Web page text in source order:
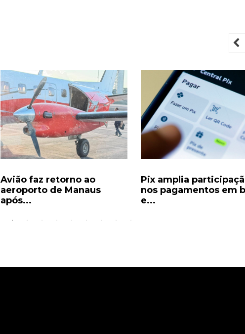
Pix amplia participação
nos pagamentos em bares
e...
Trump impõe
cidadania por
nascimento...